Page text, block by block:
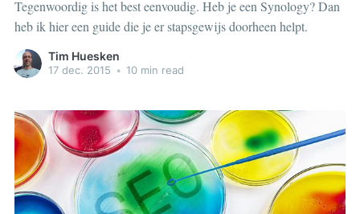
Tegenwoordig is het best eenvoudig. Heb je een Synology? Dan
heb ik hier een guide die je er stapsgewijs doorheen helpt.
Tim Huesken
17 dec. 2015 • 10 min read